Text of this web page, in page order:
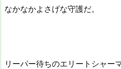
なかなかよさげな守護だ。
リーパー待ちのエリートシャー